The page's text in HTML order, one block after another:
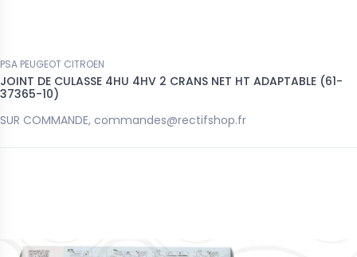
PSA PEUGEOT CITROEN
JOINT DE CULASSE 4HU 4HV 2 CRANS NET HT ADAPTABLE (61-
37365-10)
SUR COMMANDE, commandes@rectifshop.fr